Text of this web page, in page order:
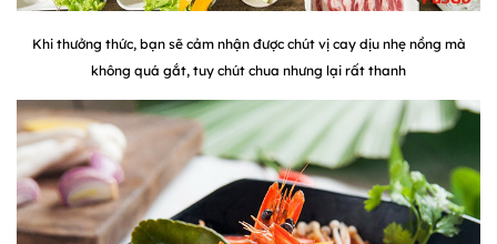
Khi thưởng thức, bạn sẽ cảm nhận được chút vị cay dịu nhẹ nồng mà
không quá gắt, tuy chút chua nhưng lại rất thanh